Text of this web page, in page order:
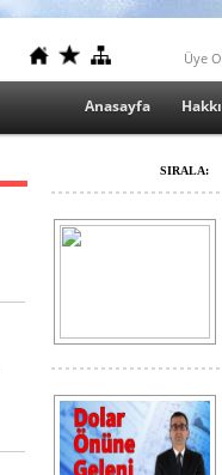
Üye
Anasayfa
SIRALA: